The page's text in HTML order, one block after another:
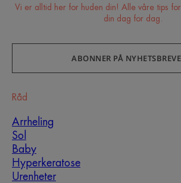
Vi er alltid her for huden din! Alle våre tips
din dag for dag.
ABONNER PÅ
Råd
Arrheling
Sol
Baby
Hyperkeratose
Urenheter